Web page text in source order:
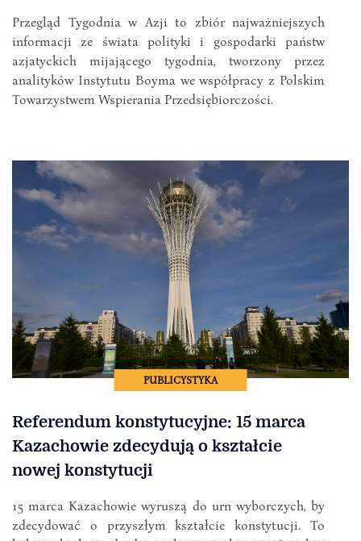
Przegląd Tygodnia w Azji to zbiór najważniejszych
informacji ze świata polityki i gospodarki państw
azjatyckich mijającego tygodnia, tworzony przez
analityków Instytutu Boyma we współpracy z Polskim
Towarzystwem Wspierania Przedsiębiorczości.
PUBLICYSTYKA
Referendum konstytucyjne: 15 marca
Kazachowie zdecydują o kształcie
nowej konstytucji
15 marca Kazachowie wyruszą do urn wyborczych, by
zdecydować o przyszłym kształcie konstytucji. To